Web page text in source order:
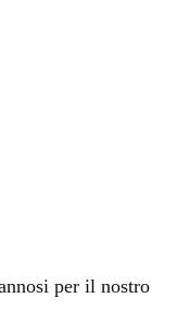
per il nostro